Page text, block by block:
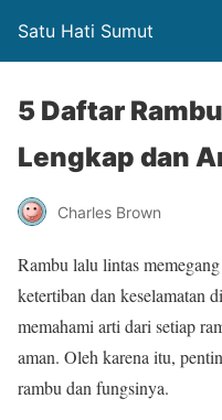
Satu Hati Sumut
5 Daftar
Lengkap dan
Charles Brown
Rambu lalu lintas
ketertiban dan keselamatan
memahami arti dari setiap
aman. Oleh karena itu,
rambu dan fungsinya.